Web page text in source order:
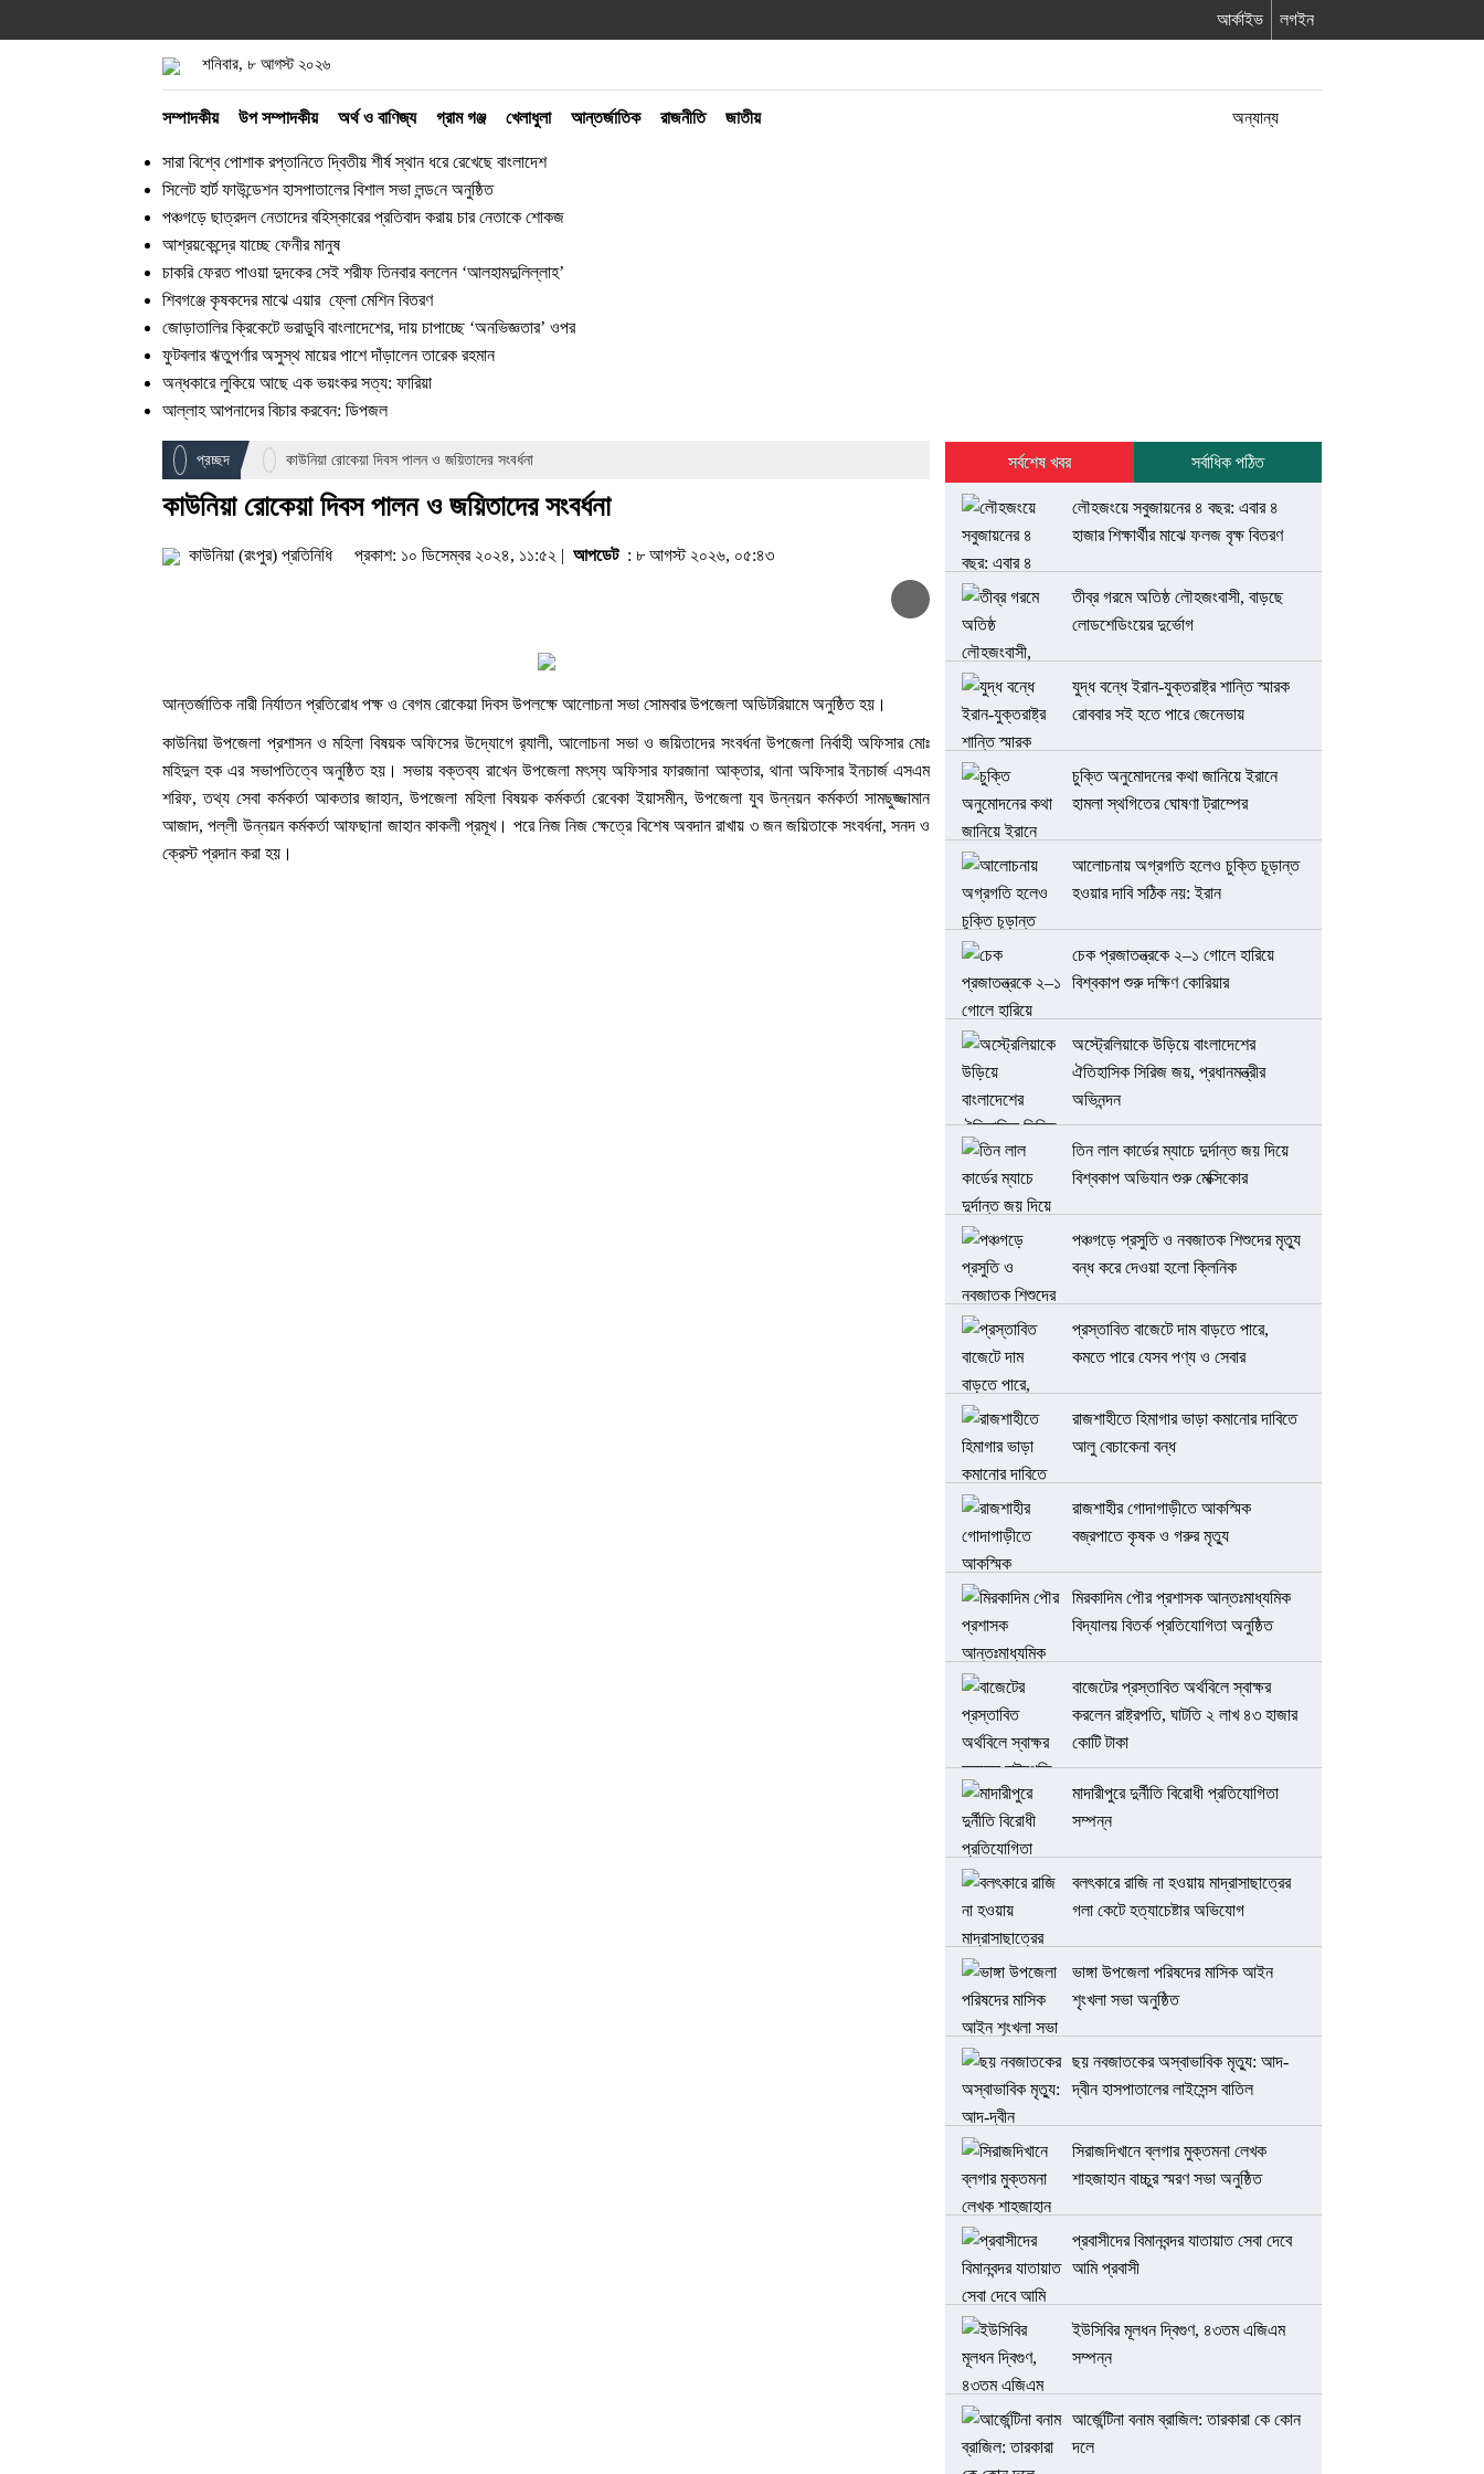
আর্কাইভ লগইন
শনিবার, ৮ আগস্ট ২০২৬
সম্পাদকীয় উপ সম্পাদকীয় অর্থ ও বাণিজ্য গ্রাম গঞ্জ খেলাধুলা আন্তর্জাতিক রাজনীতি জাতীয় অন্যান্য
সারা বিশ্বে পোশাক রপ্তানিতে দ্বিতীয় শীর্ষ স্থান ধরে রেখেছে বাংলাদেশ
সিলেট হার্ট ফাউন্ডেশন হাসপাতালের বিশাল সভা লন্ড‌নে অনুষ্ঠিত
পঞ্চগড়ে ছাত্রদল নেতাদের বহিস্কারের প্রতিবাদ করায় চার নেতাকে শোকজ
আশ্রয়কেন্দ্রে যাচ্ছে ফেনীর মানুষ
চাকরি ফেরত পাওয়া দুদকের সেই শরীফ তিনবার বললেন ‘আলহামদুলিল্লাহ’
শিবগঞ্জে কৃষকদের মাঝে এয়ার ফ্লো মেশিন বিতরণ
জোড়াতালির ক্রিকেটে ভরাডুবি বাংলাদেশের, দায় চাপাচ্ছে ‘অনভিজ্ঞতার’ ওপর
ফুটবলার ঋতুপর্ণার অসুস্থ মায়ের পাশে দাঁড়ালেন তারেক রহমান
অন্ধকারে লুকিয়ে আছে এক ভয়ংকর সত্য: ফারিয়া
আল্লাহ আপনাদের বিচার করবেন: ডিপজল
প্রচ্ছদ কাউনিয়া রোকেয়া দিবস পালন ও জয়িতাদের সংবর্ধনা
কাউনিয়া রোকেয়া দিবস পালন ও জয়িতাদের সংবর্ধনা
কাউনিয়া (রংপুর) প্রতিনিধি প্রকাশ: ১০ ডিসেম্বর ২০২৪, ১১:৫২ | আপডেট: ৮ আগস্ট ২০২৬, ০৫:৪৩
আন্তর্জাতিক নারী নির্যাতন প্রতিরোধ পক্ষ ও বেগম রোকেয়া দিবস উপলক্ষে আলোচনা সভা সোমবার উপজেলা অডিটরিয়ামে অনুষ্ঠিত হয়।
কাউনিয়া উপজেলা প্রশাসন ও মহিলা বিষয়ক অফিসের উদ্যোগে র‌্যালী, আলোচনা সভা ও জয়িতাদের সংবর্ধনা উপজেলা নির্বাহী অফিসার মোঃ
মহিদুল হক এর সভাপতিত্বে অনুষ্ঠিত হয়। সভায় বক্তব্য রাখেন উপজেলা মৎস্য অফিসার ফারজানা আক্তার, থানা অফিসার ইনচার্জ এসএম
শরিফ, তথ্য সেবা কর্মকর্তা আকতার জাহান, উপজেলা মহিলা বিষয়ক কর্মকর্তা রেবেকা ইয়াসমীন, উপজেলা যুব উন্নয়ন কর্মকর্তা সামছুজ্জামান
আজাদ, পল্লী উন্নয়ন কর্মকর্তা আফছানা জাহান কাকলী প্রমূখ। পরে নিজ নিজ ক্ষেত্রে বিশেষ অবদান রাখায় ৩ জন জয়িতাকে সংবর্ধনা, সনদ ও
ক্রেস্ট প্রদান করা হয়।
সর্বশেষ খবর সর্বাধিক পঠিত
লৌহজংয়ে সবুজায়নের ৪ বছর: এবার ৪
হাজার শিক্ষার্থীর মাঝে ফলজ বৃক্ষ বিতরণ
তীব্র গরমে অতিষ্ঠ লৌহজংবাসী, বাড়ছে
লোডশেডিংয়ের দুর্ভোগ
যুদ্ধ বন্ধে ইরান-যুক্তরাষ্ট্র শান্তি স্মারক
রোববার সই হতে পারে জেনেভায়
চুক্তি অনুমোদনের কথা জানিয়ে ইরানে
হামলা স্থগিতের ঘোষণা ট্রাম্পের
আলোচনায় অগ্রগতি হলেও চুক্তি চূড়ান্ত
হওয়ার দাবি সঠিক নয়: ইরান
চেক প্রজাতন্ত্রকে ২–১ গোলে হারিয়ে
বিশ্বকাপ শুরু দক্ষিণ কোরিয়ার
অস্ট্রেলিয়াকে উড়িয়ে বাংলাদেশের
ঐতিহাসিক সিরিজ জয়, প্রধানমন্ত্রীর
অভিনন্দন
তিন লাল কার্ডের ম্যাচে দুর্দান্ত জয় দিয়ে
বিশ্বকাপ অভিযান শুরু মেক্সিকোর
পঞ্চগড়ে প্রসুতি ও নবজাতক শিশুদের মৃত্যু
বন্ধ করে দেওয়া হলো ক্লিনিক
প্রস্তাবিত বাজেটে দাম বাড়তে পারে,
কমতে পারে যেসব পণ্য ও সেবার
রাজশাহীতে হিমাগার ভাড়া কমানোর দাবিতে
আলু বেচাকেনা বন্ধ
রাজশাহীর গোদাগাড়ীতে আকস্মিক
বজ্রপাতে কৃষক ও গরুর মৃত্যু
মিরকাদিম পৌর প্রশাসক আন্তঃমাধ্যমিক
বিদ্যালয় বিতর্ক প্রতিযোগিতা অনুষ্ঠিত
বাজেটের প্রস্তাবিত অর্থবিলে স্বাক্ষর
করলেন রাষ্ট্রপতি, ঘাটতি ২ লাখ ৪৩ হাজার
কোটি টাকা
মাদারীপুরে দুর্নীতি বিরোধী প্রতিযোগিতা
সম্পন্ন
বলৎকারে রাজি না হওয়ায় মাদ্রাসাছাত্রের
গলা কেটে হত্যাচেষ্টার অভিযোগ
ভাঙ্গা উপজেলা পরিষদের মাসিক আইন
শৃংখলা সভা অনুষ্ঠিত
ছয় নবজাতকের অস্বাভাবিক মৃত্যু: আদ-
দ্বীন হাসপাতালের লাইসেন্স বাতিল
সিরাজদিখানে ব্লগার মুক্তমনা লেখক
শাহজাহান বাচ্চুর স্মরণ সভা অনুষ্ঠিত
প্রবাসীদের বিমানবন্দর যাতায়াত সেবা দেবে
আমি প্রবাসী
ইউসিবির মূলধন দ্বিগুণ, ৪৩তম এজিএম
সম্পন্ন
আর্জেন্টিনা বনাম ব্রাজিল: তারকারা কে কোন
দলে